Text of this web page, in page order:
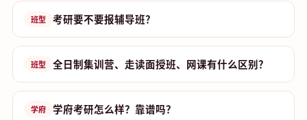
班型 考研要不要报辅导班？
班型 全日制集训营、走读面授班、网课有什么区别？
学府 学府考研怎么样？靠谱吗？